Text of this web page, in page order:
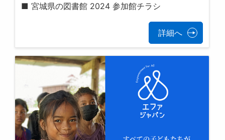
■ 宮城県の図書館 2024 参加館チラシ
詳細へ